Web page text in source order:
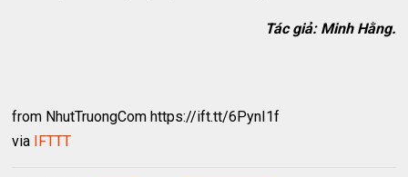
Tác giả: Minh Hằng.
from NhutTruongCom https://ift.tt/6PynI1f
via IFTTT